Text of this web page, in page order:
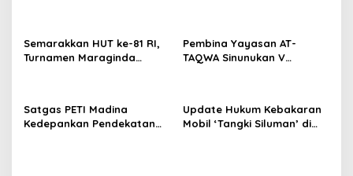
Semarakkan HUT ke-81 RI,
Turnamen Maraginda
Pembina Yayasan AT-
TAQWA Sinunukan V
Satgas PETI Madina
Kedepankan Pendekatan
Update Hukum Kebakaran
Mobil ‘Tangki Siluman’ di